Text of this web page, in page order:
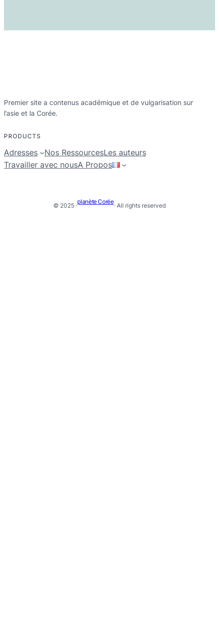
Premier site a contenus académique et de vulgarisation sur
l’asie et la Corée.
PRODUCTS
Adresses Nos RessourcesLes auteurs
Travailler avec nousA Propos
© 2025 ·
planète Corée
· All rights reserved